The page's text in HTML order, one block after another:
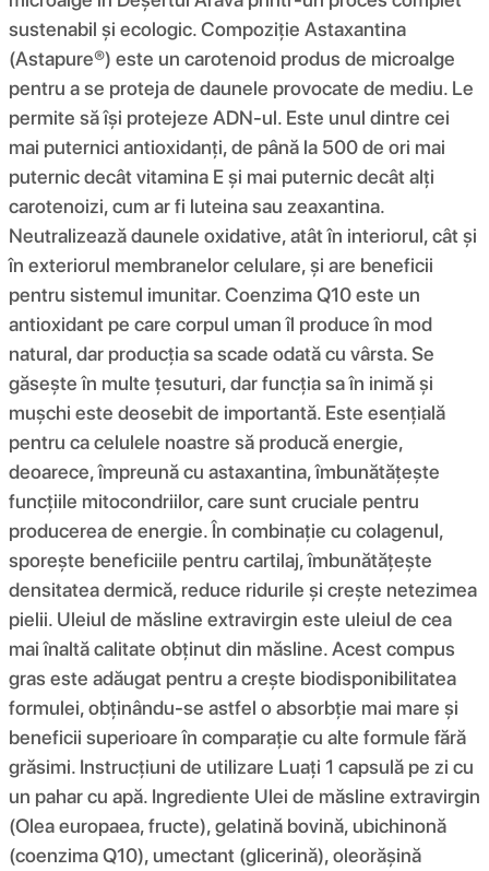
sustenabil și ecologic. Compoziţie Astaxantina
(Astapure®) este un carotenoid produs de microalge
pentru a se proteja de daunele provocate de mediu. Le
permite să își protejeze ADN-ul. Este unul dintre cei
mai puternici antioxidanți, de până la 500 de ori mai
puternic decât vitamina E și mai puternic decât alți
carotenoizi, cum ar fi luteina sau zeaxantina.
Neutralizează daunele oxidative, atât în ​​interiorul, cât și
în exteriorul membranelor celulare, și are beneficii
pentru sistemul imunitar. Coenzima Q10 este un
antioxidant pe care corpul uman îl produce în mod
natural, dar producția sa scade odată cu vârsta. Se
găsește în multe țesuturi, dar funcția sa în inimă și
mușchi este deosebit de importantă. Este esențială
pentru ca celulele noastre să producă energie,
deoarece, împreună cu astaxantina, îmbunătățește
funcțiile mitocondriilor, care sunt cruciale pentru
producerea de energie. În combinație cu colagenul,
sporește beneficiile pentru cartilaj, îmbunătățește
densitatea dermică, reduce ridurile și crește netezimea
pielii. Uleiul de măsline extravirgin este uleiul de cea
mai înaltă calitate obținut din măsline. Acest compus
gras este adăugat pentru a crește biodisponibilitatea
formulei, obținându-se astfel o absorbție mai mare și
beneficii superioare în comparație cu alte formule fără
grăsimi. Instrucțiuni de utilizare Luați 1 capsulă pe zi cu
un pahar cu apă. Ingrediente Ulei de măsline extravirgin
(Olea europaea, fructe), gelatină bovină, ubichinonă
(coenzima Q10), umectant (glicerină), oleorășină